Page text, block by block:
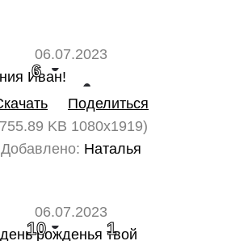
06.07.2023
6
Поделиться
KB 1080x1919)
Добавлено: Наталья
06.07.2023
10 1